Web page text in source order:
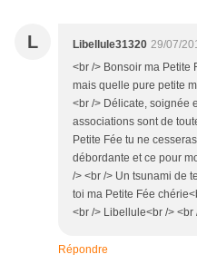
L Libellule31320 29/07/
<br /> Bonsoir ma Petite
mais quelle pure petite
<br /> Délicate, soignée
associations sont de
Petite Fée tu ne
débordante et ce pour
/> <br /> Un tsunami de
toi ma Petite Fée
<br /> Libellule<br /> <br
Répondre